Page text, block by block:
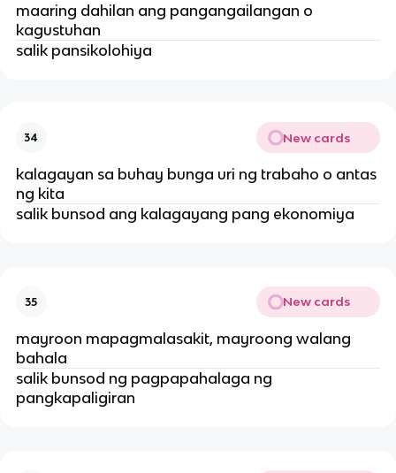
maaring dahilan ang pangangailangan o
kagustuhan
salik pansikolohiya
34 New cards
kalagayan sa buhay bunga uri ng trabaho o antas
ng kita
salik bunsod ang kalagayang pang ekonomiya
35 New cards
mayroon mapagmalasakit, mayroong walang
bahala
salik bunsod ng pagpapahalaga ng
pangkapaligiran